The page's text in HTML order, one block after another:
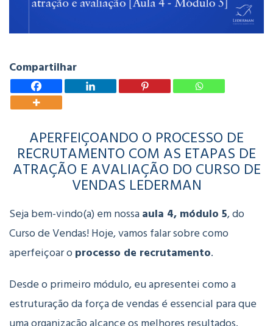
Compartilhar
APERFEIÇOANDO O PROCESSO DE
RECRUTAMENTO COM AS ETAPAS DE
ATRAÇÃO E AVALIAÇÃO DO CURSO DE
VENDAS LEDERMAN
Seja bem-vindo(a) em nossaaula 4, módulo 5, do
Curso de Vendas!Hoje, vamos falar sobre como
aperfeiçoar oprocesso de recrutamento.
Desde o primeiro módulo, eu apresentei como a
estruturação da força de vendas é essencial para que